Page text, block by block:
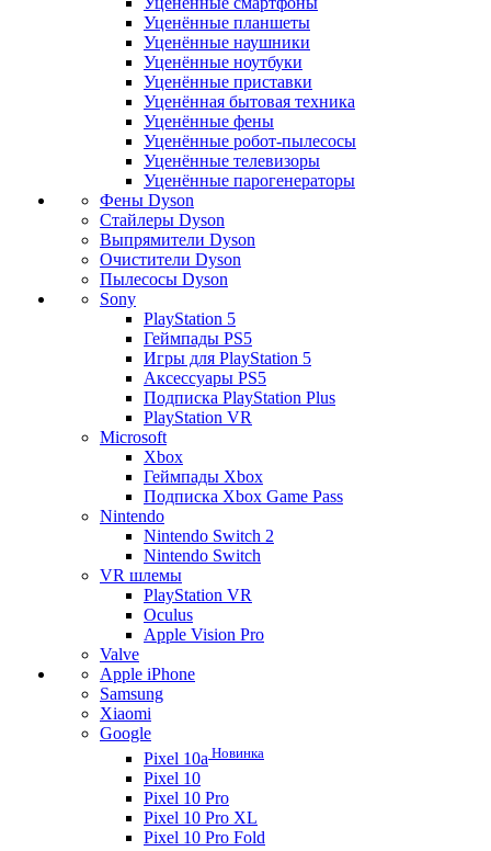
Уценённые планшеты
Уценённые наушники
Уценённые ноутбуки
Уценённые приставки
Уценённая бытовая техника
Уценённые фены
Уценённые робот-пылесосы
Уценённые телевизоры
Уценённые парогенераторы
Фены Dyson
Стайлеры Dyson
Выпрямители Dyson
Очистители Dyson
Пылесосы Dyson
Sony
PlayStation 5
Геймпады PS5
Игры для PlayStation 5
Аксессуары PS5
Подписка PlayStation Plus
PlayStation VR
Microsoft
Xbox
Геймпады Xbox
Подписка Xbox Game Pass
Nintendo
Nintendo Switch 2
Nintendo Switch
VR шлемы
PlayStation VR
Oculus
Apple Vision Pro
Valve
Apple iPhone
Samsung
Xiaomi
Google
Pixel 10a Новинка
Pixel 10
Pixel 10 Pro
Pixel 10 Pro XL
Pixel 10 Pro Fold